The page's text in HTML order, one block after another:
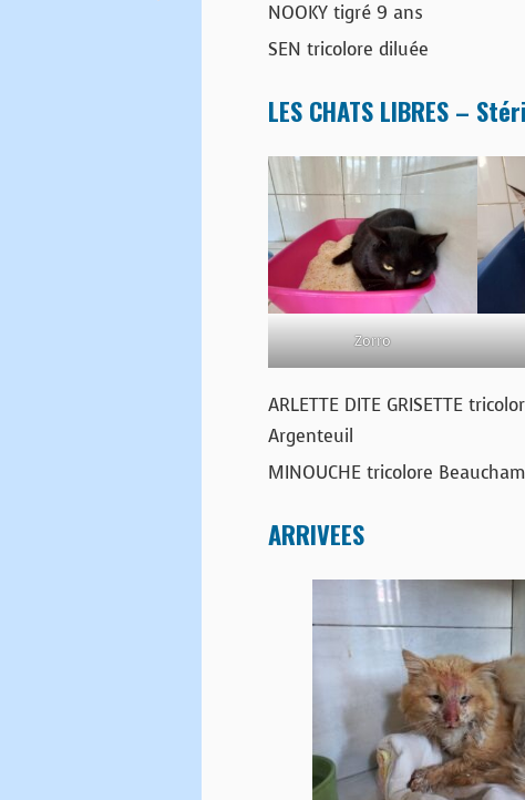
NOOKY tigré 9 ans
SEN tricolore diluée
LES CHATS LIBRES –
Zorro
ARLETTE DITE GRISETTE
Argenteuil
MINOUCHE tricolore
ARRIVEES